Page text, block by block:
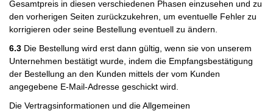
Gesamtpreis in diesen verschiedenen Phasen einzusehen und zu
den vorherigen Seiten zurückzukehren, um eventuelle Fehler zu
korrigieren oder seine Bestellung eventuell zu ändern.
6.3 Die Bestellung wird erst dann gültig, wenn sie von unserem
Unternehmen bestätigt wurde, indem die Empfangsbestätigung
der Bestellung an den Kunden mittels der vom Kunden
angegebene E-Mail-Adresse geschickt wird.
Die Vertragsinformationen und die Allgemeinen